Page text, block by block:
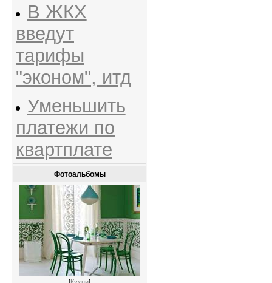
В ЖКХ
введут
тарифы
"эконом", итд
Уменьшить
платежи по
квартплате
Фотоальбомы